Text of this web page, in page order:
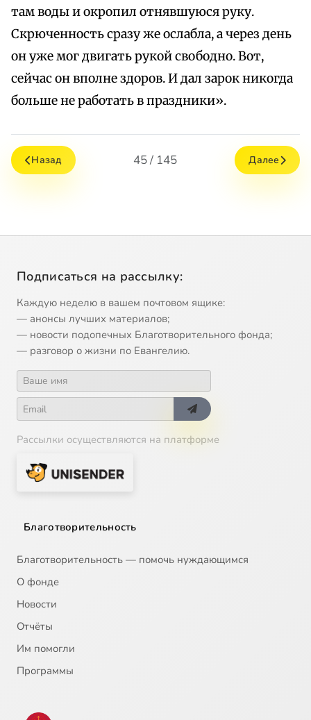
там воды и окропил отнявшуюся руку.
Скрюченность сразу же ослабла, а через день
он уже мог двигать рукой свободно. Вот,
сейчас он вполне здоров. И дал зарок никогда
больше не работать в праздники».
Назад 45 / 145 Далее
Подписаться на рассылку:
Каждую неделю в вашем почтовом ящике:
— анонсы лучших материалов;
— новости подопечных Благотворительного фонда;
— разговор о жизни по Евангелию.
Рассылки осуществляются на платформе
Благотворительность
Благотворительность — помочь нуждающимся
О фонде
Новости
Отчёты
Им помогли
Программы